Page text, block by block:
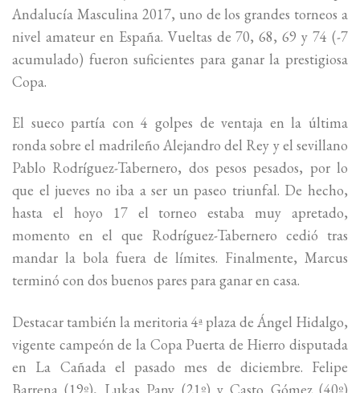
Andalucía Masculina 2017, uno de los grandes torneos a
nivel amateur en España. Vueltas de 70, 68, 69 y 74 (-7
acumulado) fueron suficientes para ganar la prestigiosa
Copa.
El sueco partía con 4 golpes de ventaja en la última
ronda sobre el madrileño Alejandro del Rey y el sevillano
Pablo Rodríguez-Tabernero, dos pesos pesados, por lo
que el jueves no iba a ser un paseo triunfal. De hecho,
hasta el hoyo 17 el torneo estaba muy apretado,
momento en el que Rodríguez-Tabernero cedió tras
mandar la bola fuera de límites. Finalmente, Marcus
terminó con dos buenos pares para ganar en casa.
Destacar también la meritoria 4ª plaza de Ángel Hidalgo,
vigente campeón de la Copa Puerta de Hierro disputada
en La Cañada el pasado mes de diciembre. Felipe
Barrena (19º), Lukas Pany (21º) y Casto Gómez (40º)